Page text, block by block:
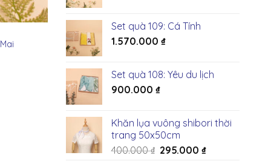
Set quà 109: Cá Tính
1.570.000 ₫
Set quà 108: Yêu du lịch
900.000 ₫
Khăn lụa vuông shibori thời
trang 50x50cm
400.000₫ Giá
295.000₫Giá